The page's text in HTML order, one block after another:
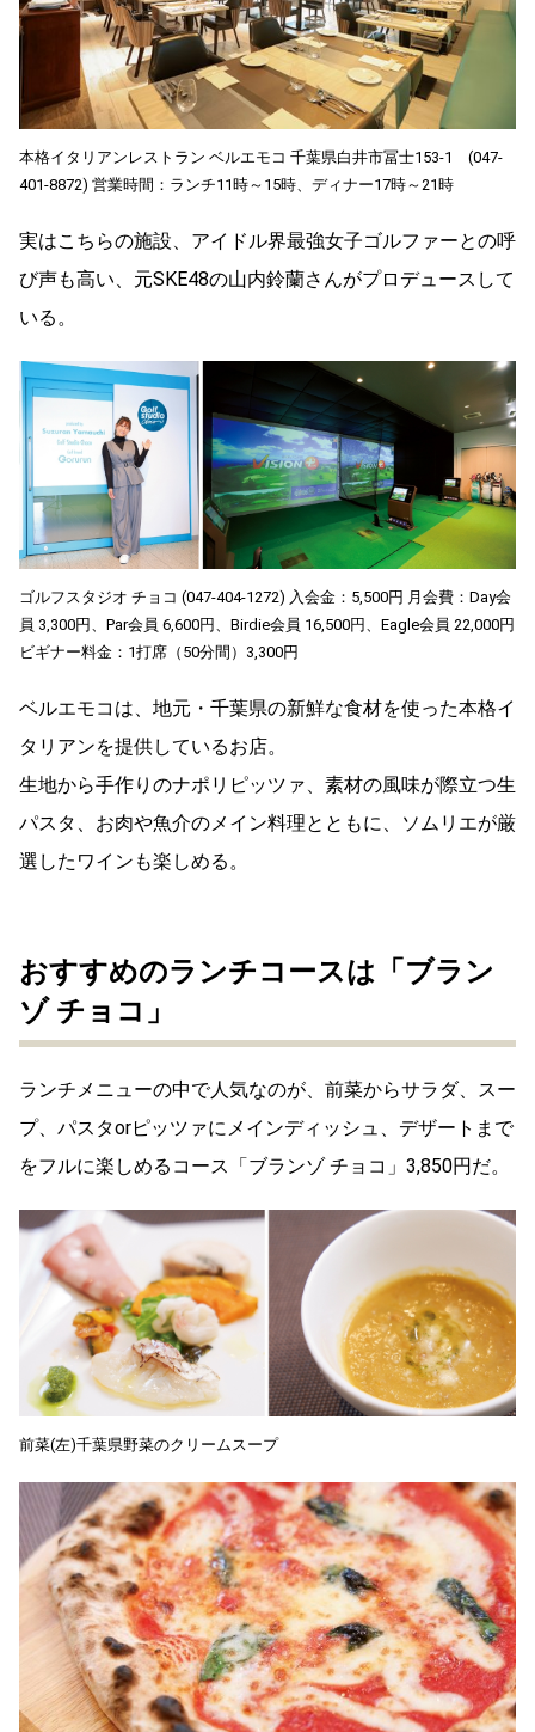
本格イタリアンレストラン ベルエモコ 千葉県白井市冨士153-1 (047-
401-8872) 営業時間：ランチ11時～15時、ディナー17時～21時
実はこちらの施設、アイドル界最強女子ゴルファーとの呼
び声も高い、元SKE48の山内鈴蘭さんがプロデュースして
いる。
ゴルフスタジオ チョコ (047-404-1272) 入会金：5,500円 月会費：Day会
員 3,300円、Par会員 6,600円、Birdie会員 16,500円、Eagle会員 22,000円
ビギナー料金：1打席（50分間）3,300円
ベルエモコは、地元・千葉県の新鮮な食材を使った本格イ
タリアンを提供しているお店。
生地から手作りのナポリピッツァ、素材の風味が際立つ生
パスタ、お肉や魚介のメイン料理とともに、ソムリエが厳
選したワインも楽しめる。
おすすめのランチコースは「ブラン
ゾ チョコ」
ランチメニューの中で人気なのが、前菜からサラダ、スー
プ、パスタorピッツァにメインディッシュ、デザートまで
をフルに楽しめるコース「ブランゾ チョコ」3,850円だ。
前菜(左)千葉県野菜のクリームスープ